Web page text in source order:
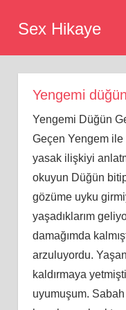
Sex Hikaye
Yengemi
Yengemi Düğün
Geçen Yengem ile
yasak ilişkiyi
okuyun Düğün
gözüme uyku
yaşadıklarım
damağımda
arzuluyordu.
kaldırmaya
uyumuşum.